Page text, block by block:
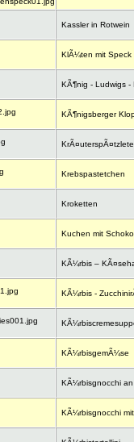
Kassler in Rotwein
KlÃ¼ten mit Speck
KÃ¶nig - Ludwigs -
KÃ¶nigsberger
Krebspastetchen
Kroketten
Kuchen mit
KÃ¼rbis –
KÃ¼rbis -
KÃ¼rbisgemÃ¼se
KÃ¼rbisgnocchi
KÃ¼rbisgnocchi